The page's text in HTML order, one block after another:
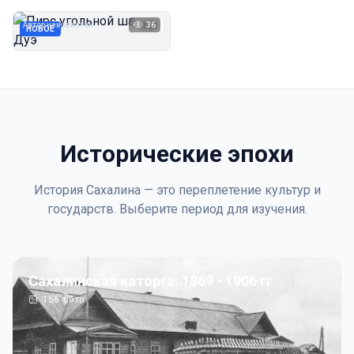
НОВОЕ 1923
Автор неизвестен 36
Исторические эпохи
История Сахалина — это переплетение культур и
государств. Выберите период для изучения.
Сахалинская каторга: 1869 - 1906 гг
156фото